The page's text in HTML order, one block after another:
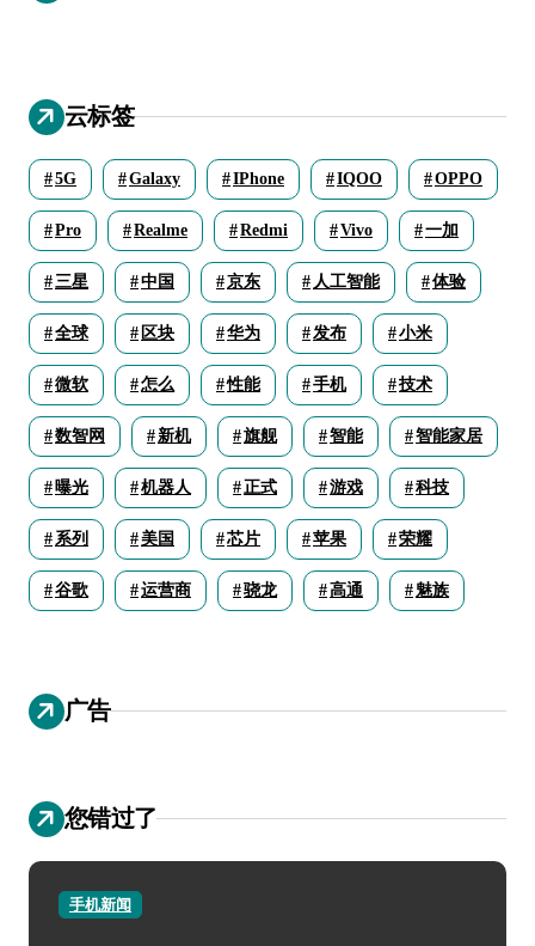
云标签
5G Galaxy IPhone IQOO OPPO
Pro Realme Redmi Vivo 一加
三星 中国 京东 人工智能 体验
全球 区块 华为 发布 小米
微软 怎么 性能 手机 技术
数智网 新机 旗舰 智能 智能家居
曝光 机器人 正式 游戏 科技
系列 美国 芯片 苹果 荣耀
谷歌 运营商 骁龙 高通 魅族
广告
您错过了
手机新闻